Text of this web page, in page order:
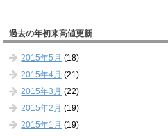
過去の年初来高値更新
2015年5月 (18)
2015年4月 (21)
2015年3月 (22)
2015年2月 (19)
2015年1月 (19)